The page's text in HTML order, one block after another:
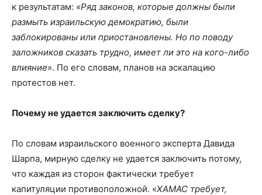
к результатам: «Ряд законов, которые должны были
размыть израильскую демократию, были
заблокированы или приостановлены. Но по поводу
заложников сказать трудно, имеет ли это на кого-либо
влияние». По его словам, планов на эскалацию
протестов нет.
Почему не удается заключить сделку?
По словам израильского военного эксперта Давида
Шарпа, мирную сделку не удается заключить потому,
что каждая из сторон фактически требует
капитуляции противоположной. «ХАМАС требует,